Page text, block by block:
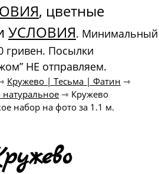
, цветные
УСЛОВИЯ. Минимальный
гривен. Посылки
НЕ отправляем.
Кружево | Тесьма | Фатин ⇾
⇾ Кружево
набор на фото за 1.1 м.